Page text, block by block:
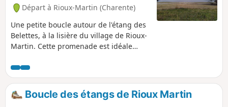
Départ à Rioux-Martin (Charente)
Une petite boucle autour de l'étang des
Belettes, à la lisière du village de Rioux-
Martin. Cette promenade est idéale
les promeneurs avec leur chien.
Accessible en toutes saisons, c'est une
belle balade pour renouer avec la
nature.Boucle des étangs de Rioux Martin